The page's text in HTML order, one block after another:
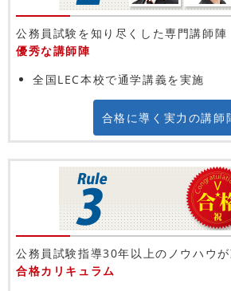
公務員試験を知り尽くした専門講師陣
優秀な講師陣
全国LEC本校で通学講義を実施
合格に導く実力の講師
公務員試験指導30年以上のノウハウが
合格カリキュラム